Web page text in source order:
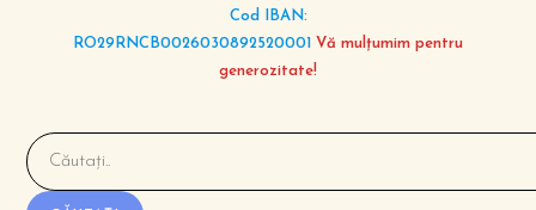
Cod IBAN:
RO29RNCB0026030892520001 Vă mulțumim pentru
generozitate!